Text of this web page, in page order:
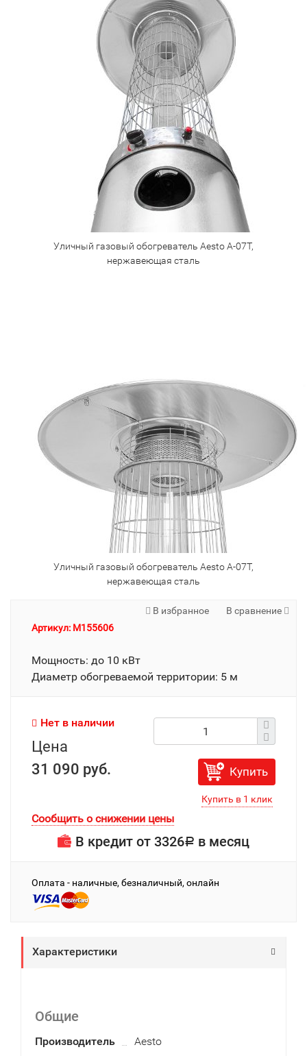
Уличный газовый обогреватель Aesto A-07T,
нержавеющая сталь
Уличный газовый обогреватель Aesto A-07T,
нержавеющая сталь
В избранное
В сравнение
Артикул: M155606
Мощность: до 10 кВт
Диаметр обогреваемой территории: 5 м
Нет в наличии
Цена
31 090 руб.
Купить
Сообщить о снижении цены
В кредит от 3326Р в месяц
Оплата - наличные, безналичный, онлайн
Характеристики
Общие
Производитель Aesto